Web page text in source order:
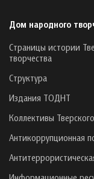
Дом народного
Страницы истории
творчества
Структура
Издания ТОДНТ
Коллективы
Антикоррупционная